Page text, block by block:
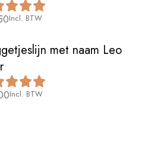
Incl. BTW
met naam Leo
Incl. BTW